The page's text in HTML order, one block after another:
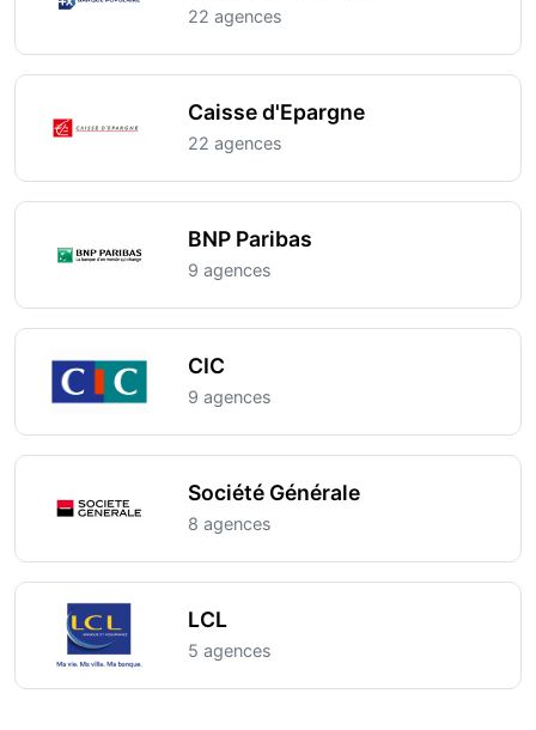
22 agences
Caisse d'Epargne
22 agences
BNP Paribas
9 agences
CIC
9 agences
Société Générale
8 agences
LCL
5 agences